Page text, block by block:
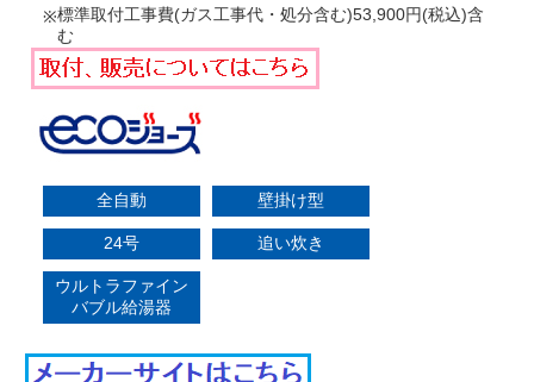
標準取付工事費(ガス工事代・処分含む)53,900円(税込)含
む
全自動 壁掛け型
24号 追い炊き
ウルトラファイン
バブル給湯器